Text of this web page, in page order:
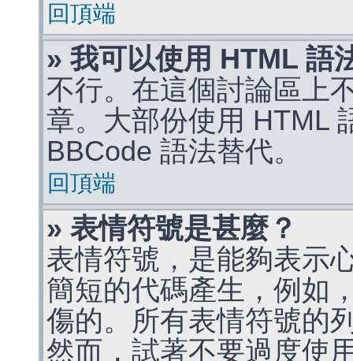
回頂端
» 我可以使用 HTML 語
不行。在這個討論區上
章。大部份使用 HTML
BBCode 語法替代。
回頂端
» 表情符號是甚麼？
表情符號，是能夠表示
簡短的代碼產生，例如
傷的。所有表情符號的
然而，試著不要過度使